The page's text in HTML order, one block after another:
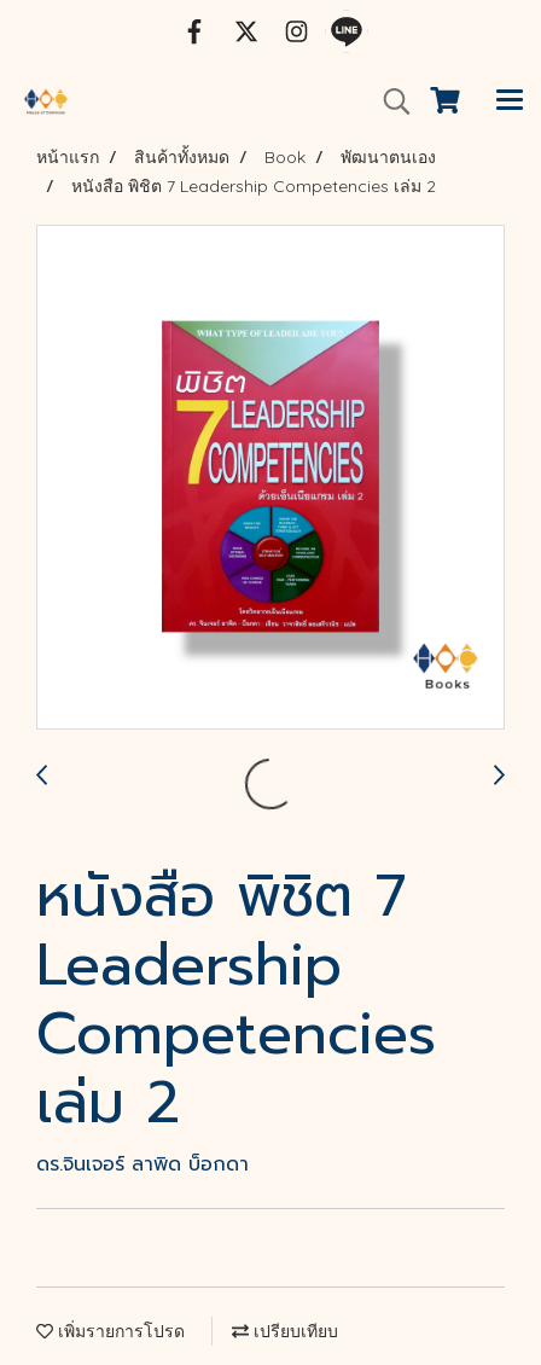
หน้าแรก สินค้าทั้งหมด Book
พัฒนาตนเอง
หนังสือ พิชิต 7 Leadership Competencies เล่ม 2
หนังสือ พิชิต 7
Leadership
Competencies
เล่ม 2
ดร.จินเจอร์ ลาพิด บ็อกดา
เพิ่มรายการโปรด เปรียบเทียบ